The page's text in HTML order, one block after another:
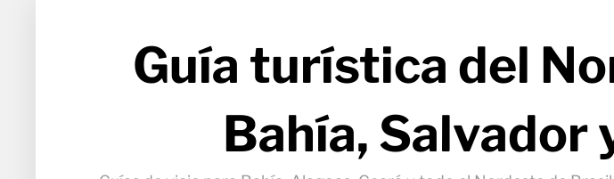
Guía turística del
Bahía, Salvador